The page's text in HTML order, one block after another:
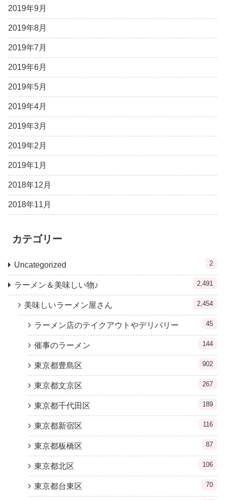
2019年9月
2019年8月
2019年7月
2019年6月
2019年5月
2019年4月
2019年3月
2019年2月
2019年1月
2018年12月
2018年11月
カテゴリー
Uncategorized 2
ラーメン＆美味しい物♪ 2,491
美味しいラーメン屋さん 2,454
ラーメン店のテイクアウトやデリバリー 45
催事のラーメン 144
東京都豊島区 902
東京都文京区 267
東京都千代田区 189
東京都新宿区 116
東京都板橋区 87
東京都北区 106
東京都台東区 70